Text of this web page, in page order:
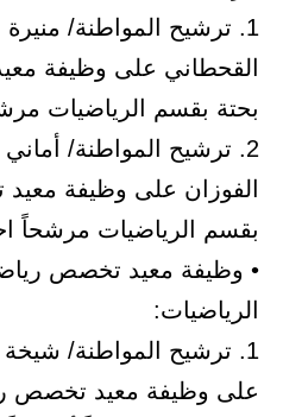
1. ترشيح المواطنة/
القحطاني على وظيفة
بحتة بقسم الرياضيات
2. ترشيح المواطنة/
الفوزان على وظيفة
بقسم الرياضيات مرشحاً
• وظيفة معيد تخصص
الرياضيات:
1. ترشيح المواطنة/
على وظيفة معيد تخصص